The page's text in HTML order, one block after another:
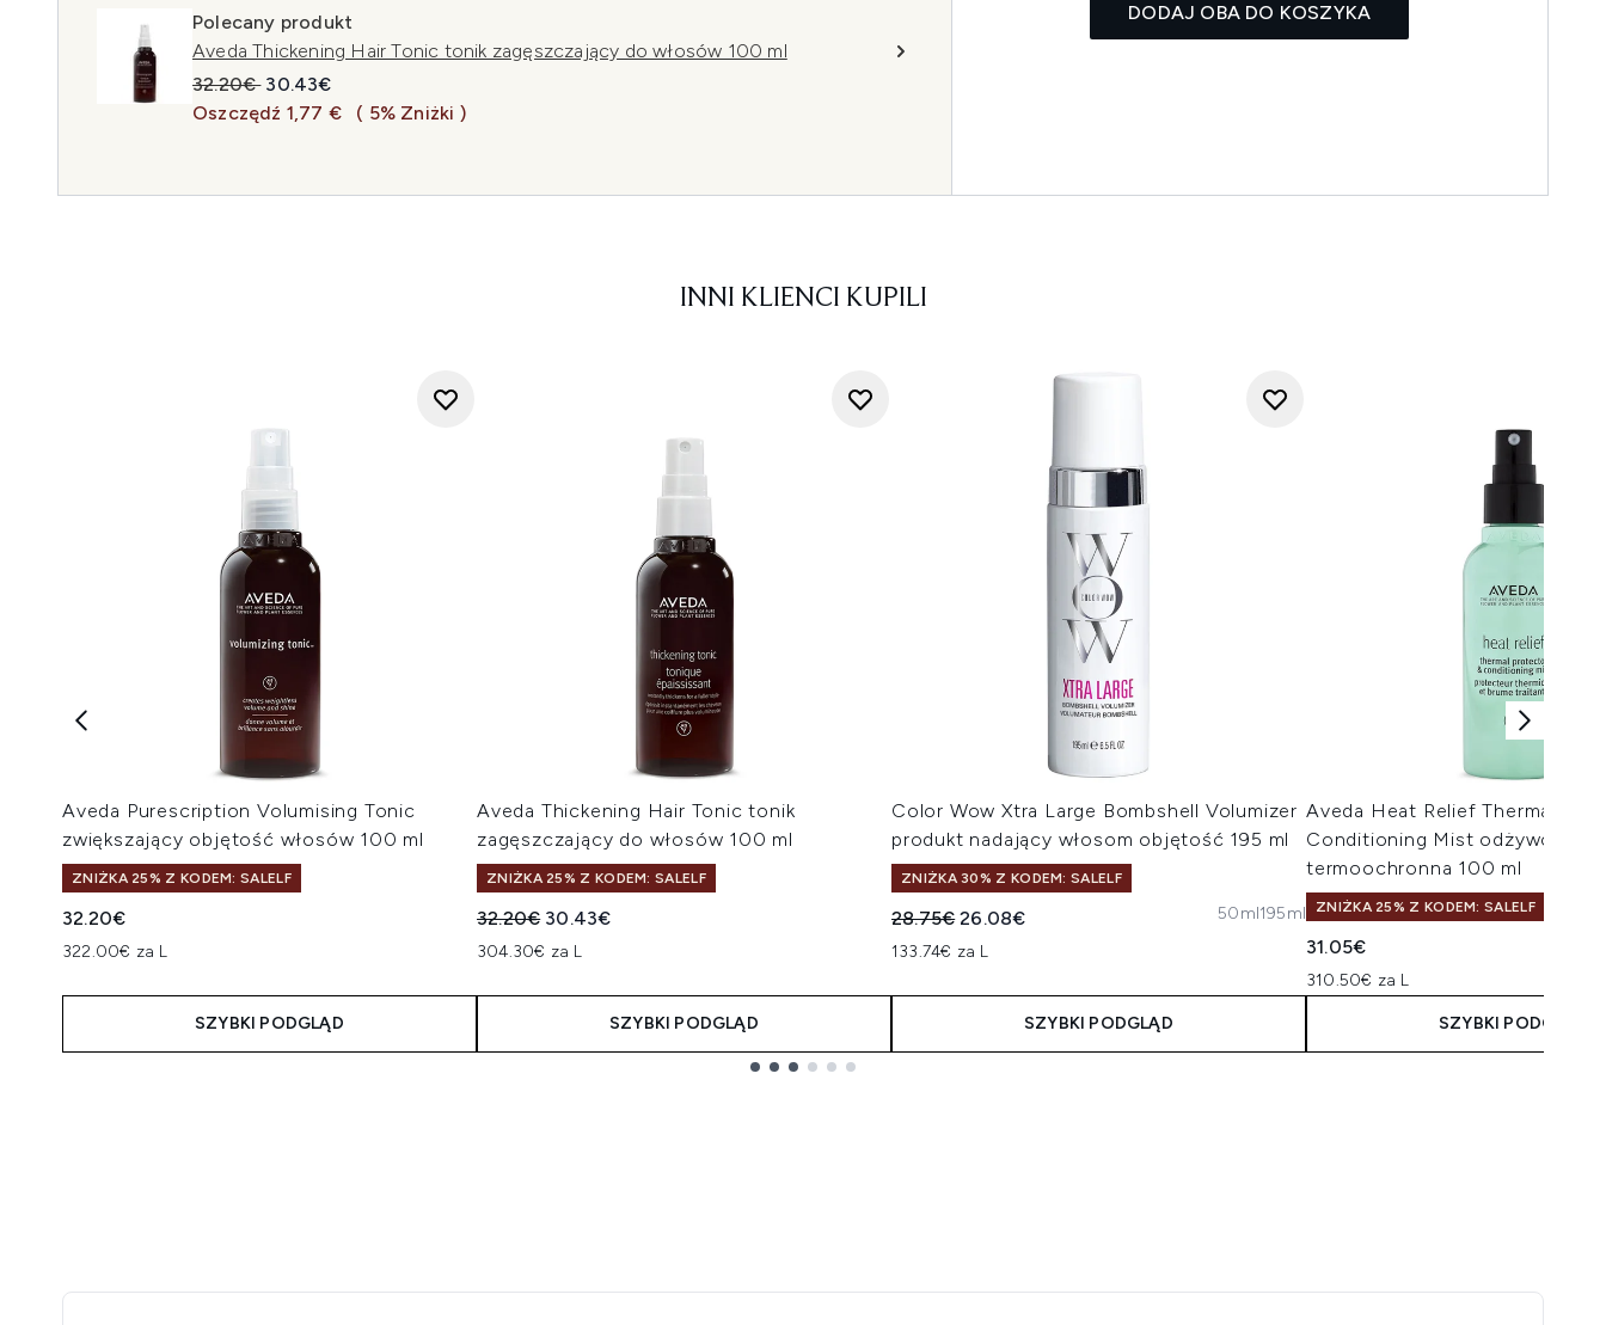
Polecany produkt
Aveda Thickening Hair Tonic tonik zagęszczający do włosów 100 ml
Sugerowana cena detaliczna:
32.20€ Aktualna cena:
30.43€
Oszczędź 1,77 €
( 5% Zniżki )
DODAJ OBA DO KOSZYKA
INNI KLIENCI KUPILI
Aveda Purescription Volumising Tonic
zwiększający objętość włosów 100 ml
ZNIŻKA 25% Z KODEM: SALELF
32.20€
322.00€ za L
SZYBKI PODGLĄD
Aveda Thickening Hair Tonic tonik
zagęszczający do włosów 100 ml
ZNIŻKA 25% Z KODEM: SALELF
Sugerowana cena detaliczna:
32.20€ Aktualna cena:
30.43€
304.30€ za L
SZYBKI PODGLĄD
Color Wow Xtra Large Bombshell Volumizer
produkt nadający włosom objętość 195 ml
ZNIŻKA 30% Z KODEM: SALELF
Sugerowana cena detaliczna:
28.75€Aktualna cena:
26.08€
133.74€ za L
50ml195ml
SZYBKI PODGLĄD
Aveda Heat Relief Thermal
Conditioning Mist odżywcza
termoochronna 100 ml
ZNIŻKA 25% Z KODEM: SALELF
31.05€
310.50€ za L
SZYBKI PODGLĄD